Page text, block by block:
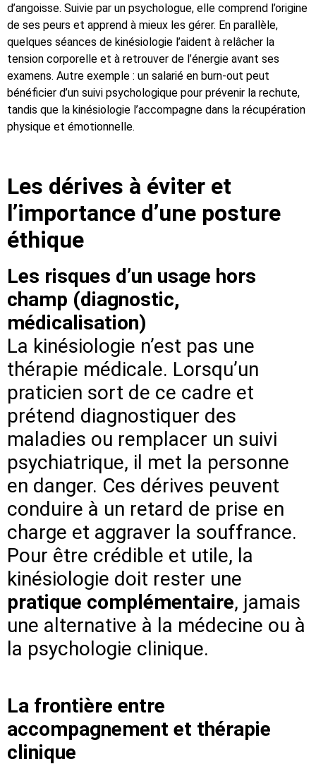
d’angoisse. Suivie par un psychologue, elle comprend l’origine
de ses peurs et apprend à mieux les gérer. En parallèle,
quelques séances de kinésiologie l’aident à relâcher la
tension corporelle et à retrouver de l’énergie avant ses
examens. Autre exemple : un salarié en burn-out peut
bénéficier d’un suivi psychologique pour prévenir la rechute,
tandis que la kinésiologie l’accompagne dans la récupération
physique et émotionnelle.
Les dérives à éviter et
l’importance d’une posture
éthique
Les risques d’un usage hors
champ (diagnostic,
médicalisation)
La kinésiologie n’est pas une
thérapie médicale. Lorsqu’un
praticien sort de ce cadre et
prétend diagnostiquer des
maladies ou remplacer un suivi
psychiatrique, il met la personne
en danger. Ces dérives peuvent
conduire à un retard de prise en
charge et aggraver la souffrance.
Pour être crédible et utile, la
kinésiologie doit rester une
pratique complémentaire, jamais
une alternative à la médecine ou à
la psychologie clinique.
La frontière entre
accompagnement et thérapie
clinique